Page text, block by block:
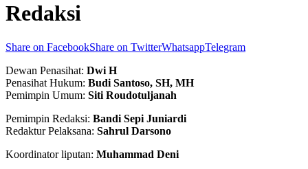
Redaksi
Share on FacebookShare on TwitterWhatsappTelegram
Dewan Penasihat: Dwi H
Penasihat Hukum: Budi Santoso, SH, MH
Pemimpin Umum: Siti Roudotuljanah
Pemimpin Redaksi: Bandi Sepi Juniardi
Redaktur Pelaksana: Sahrul Darsono
Koordinator liputan: Muhammad Deni